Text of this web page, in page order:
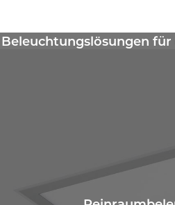
Beleuchtungslösungen